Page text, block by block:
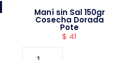
Maní sin Sal 150gr
Cosecha Dorada
Pote
$ 41